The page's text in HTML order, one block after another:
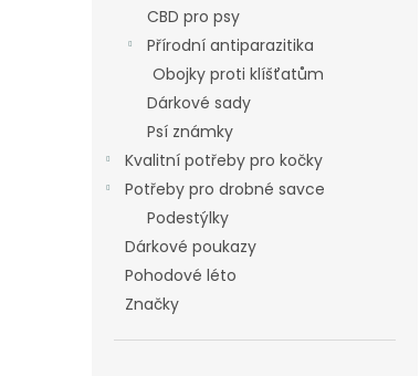
CBD pro psy
Přírodní antiparazitika
Obojky proti klíšťatům
Dárkové sady
Psí známky
Kvalitní potřeby pro kočky
Potřeby pro drobné savce
Podestýlky
Dárkové poukazy
Pohodové léto
Značky